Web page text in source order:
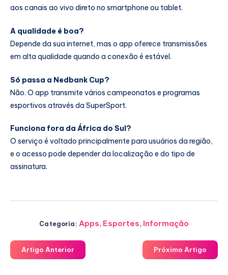
aos canais ao vivo direto no smartphone ou tablet.
A qualidade é boa?
Depende da sua internet, mas o app oferece transmissões
em alta qualidade quando a conexão é estável.
Só passa a Nedbank Cup?
Não. O app transmite vários campeonatos e programas
esportivos através da SuperSport.
Funciona fora da África do Sul?
O serviço é voltado principalmente para usuários da região,
e o acesso pode depender da localização e do tipo de
assinatura.
Categoria: Apps, Esportes, Informação
Artigo Anterior Próximo Artigo